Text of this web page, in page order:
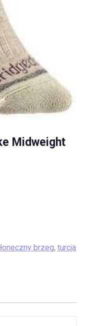
Midweight
brzeg, turcja